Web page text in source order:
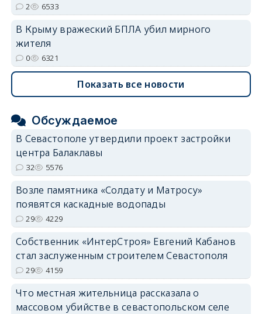
2 6533
В Крыму вражеский БПЛА убил мирного
жителя
0 6321
Показать все новости
Обсуждаемое
В Севастополе утвердили проект застройки
центра Балаклавы
32 5576
Возле памятника «Солдату и Матросу»
появятся каскадные водопады
29 4229
Собственник «ИнтерСтроя» Евгений Кабанов
стал заслуженным строителем Севастополя
29 4159
Что местная жительница рассказала о
массовом убийстве в севастопольском селе